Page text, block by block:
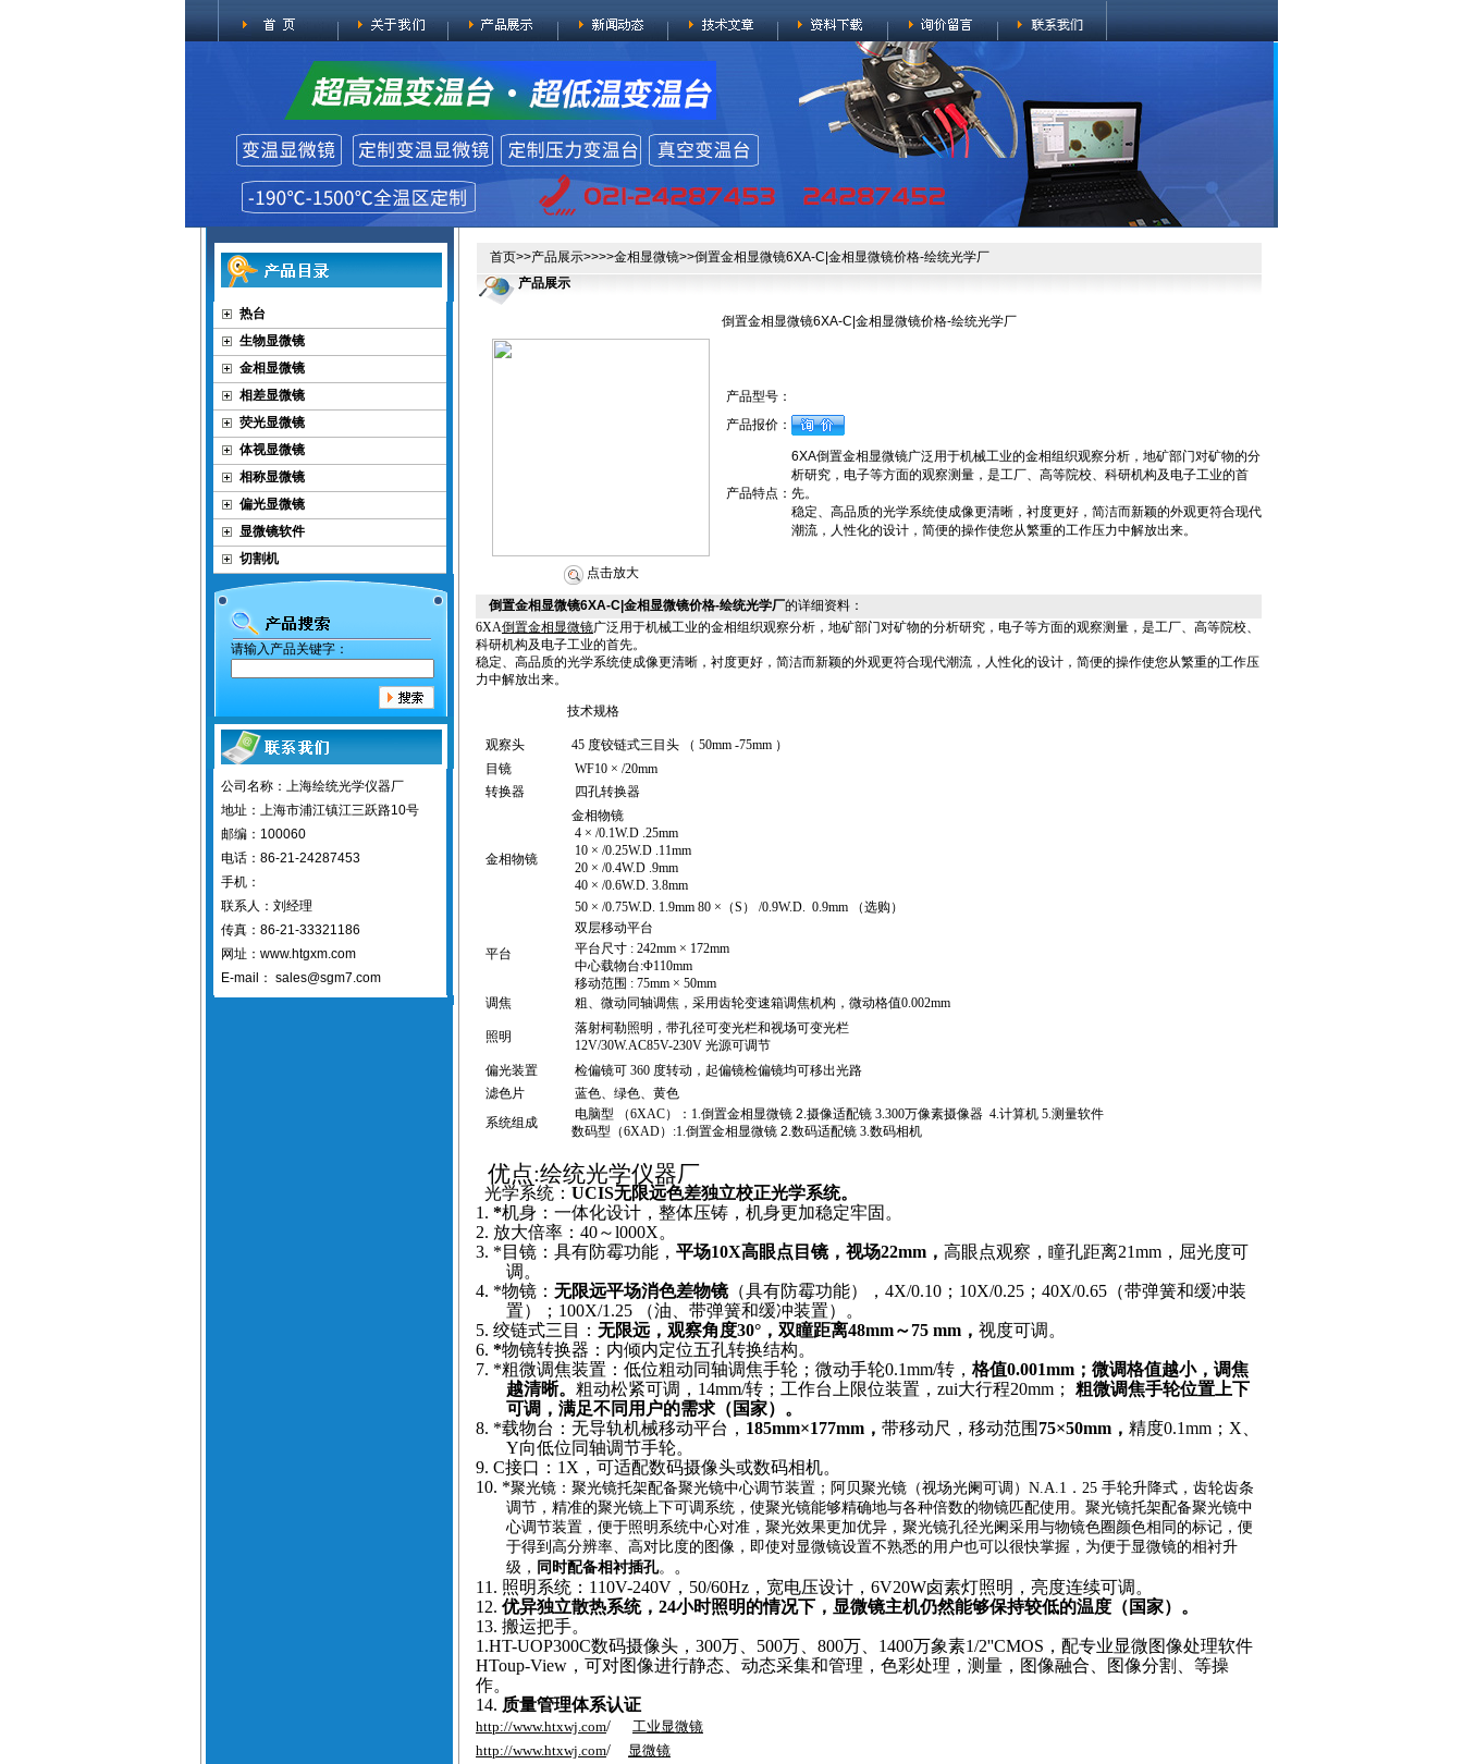
热台
生物显微镜
金相显微镜
相差显微镜
荧光显微镜
体视显微镜
相称显微镜
偏光显微镜
显微镜软件
切割机
请输入产品关键字：
公司名称：上海绘统光学仪器厂
地址：上海市浦江镇江三跃路10号
邮编：100060
电话：86-21-24287453
手机：
联系人：刘经理
传真：86-21-33321186
网址：www.htgxm.com
E-mail： sales@sgm7.com
首页>>产品展示>>>>金相显微镜>>倒置金相显微镜6XA-C|金相显微镜价格-绘统光学厂
产品展示
倒置金相显微镜6XA-C|金相显微镜价格-绘统光学厂
点击放大
产品型号：
产品报价：
产品特点：
6XA倒置金相显微镜广泛用于机械工业的金相组织观察分析，地矿部门对矿物的分
析研究，电子等方面的观察测量，是工厂、高等院校、科研机构及电子工业的首
先。
稳定、高品质的光学系统使成像更清晰，衬度更好，简洁而新颖的外观更符合现代
潮流，人性化的设计，简便的操作使您从繁重的工作压力中解放出来。
倒置金相显微镜6XA-C|金相显微镜价格-绘统光学厂的详细资料：
6XA倒置金相显微镜广泛用于机械工业的金相组织观察分析，地矿部门对矿物的分析研究，电子等方面的观察测量，是工厂、高等院校、
科研机构及电子工业的首先。
稳定、高品质的光学系统使成像更清晰，衬度更好，简洁而新颖的外观更符合现代潮流，人性化的设计，简便的操作使您从繁重的工作压
力中解放出来。
技术规格
观察头 45 度铰链式三目头 （ 50mm -75mm ）
目镜
WF10 × /20mm
转换器
四孔转换器
金相物镜
金相物镜
4 × /0.1W.D .25mm
10 × /0.25W.D .11mm
20 × /0.4W.D .9mm
40 × /0.6W.D. 3.8mm
50 × /0.75W.D. 1.9mm 80 ×（S） /0.9W.D. 0.9mm
（选购）
平台
双层移动平台
平台尺寸 : 242mm × 172mm
中心载物台:Φ110mm
移动范围 : 75mm × 50mm
调焦
粗、微动同轴调焦，采用齿轮变速箱调焦机构，微动格值0.002mm
照明
落射柯勒照明，带孔径可变光栏和视场可变光栏
12V/30W.AC85V-230V 光源可调节
偏光装置
检偏镜可 360 度转动，起偏镜检偏镜均可移出光路
滤色片
蓝色、绿色、黄色
系统组成
电脑型 （6XAC） ： 1.倒置金相显微镜 2.摄像适配镜 3.300万像素摄像器 4.计算机 5.测量软件
数码型（6XAD） :1.倒置金相显微镜 2.数码适配镜 3.数码相机
优点:绘统光学仪器厂
光学系统： UCIS无限远色差独立校正光学系统。
1. *机身：一体化设计，整体压铸，机身更加稳定牢固。
2. 放大倍率：40～l000X。
3. *目镜：具有防霉功能， 平场10X高眼点目镜，视场22mm， 高眼点观察，瞳孔距离21mm，屈光度可
调。
4. *物镜： 无限远平场消色差物镜（具有防霉功能），4X/0.10；10X/0.25；40X/0.65（带弹簧和缓冲装
置）；100X/1.25 （油、带弹簧和缓冲装置）。
5. 绞链式三目： 无限远，观察角度30°，双瞳距离48mm～75 mm， 视度可调。
6. *物镜转换器：内倾内定位五孔转换结构。
7. *粗微调焦装置：低位粗动同轴调焦手轮；微动手轮0.1mm/转， 格值0.001mm；微调格值越小，调焦
越清晰。 粗动松紧可调，14mm/转；工作台上限位装置，zui大行程20mm； 粗微调焦手轮位置上下
可调，满足不同用户的需求（国家）。
8. *载物台：无导轨机械移动平台， 185mm×177mm， 带移动尺，移动范围 75×50mm， 精度0.1mm；X、
Y向低位同轴调节手轮。
9. C接口：1X，可适配数码摄像头或数码相机。
10. *聚光镜：聚光镜托架配备聚光镜中心调节装置；阿贝聚光镜（视场光阑可调）N.A.1．25 手轮升降式，齿轮齿条
调节，精准的聚光镜上下可调系统，使聚光镜能够精确地与各种倍数的物镜匹配使用。聚光镜托架配备聚光镜中
心调节装置，便于照明系统中心对准，聚光效果更加优异，聚光镜孔径光阑采用与物镜色圈颜色相同的标记，便
于得到高分辨率、高对比度的图像，即使对显微镜设置不熟悉的用户也可以很快掌握，为便于显微镜的相衬升
级， 同时配备相衬插孔。
。
11. 照明系统：110V-240V，50/60Hz，宽电压设计，6V20W卤素灯照明，亮度连续可调。
12. 优异独立散热系统，24小时照明的情况下，显微镜主机仍然能够保持较低的温度（国家）。
13. 搬运把手。
1.HT-UOP300C数码摄像头， 300万、500万、800万、1400万象素1/2''CMOS，配专业显微图像处理软件
HToup-View，可对图像进行静态、动态采集和管理， 色彩处理，测量 ，图像融合、图像分割、 等操
作。
14. 质量管理体系认证
http://www.htxwj.com/
工业显微镜
http://www.htxwj.com/
显微镜